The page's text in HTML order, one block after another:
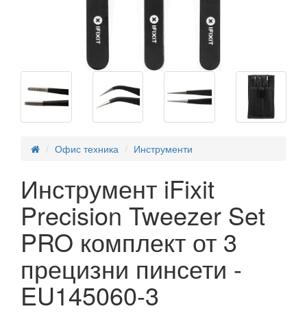
Офис техника Инструменти
Инструмент iFixit
Precision Tweezer Set
PRO комплект от 3
прецизни пинсети -
EU145060-3